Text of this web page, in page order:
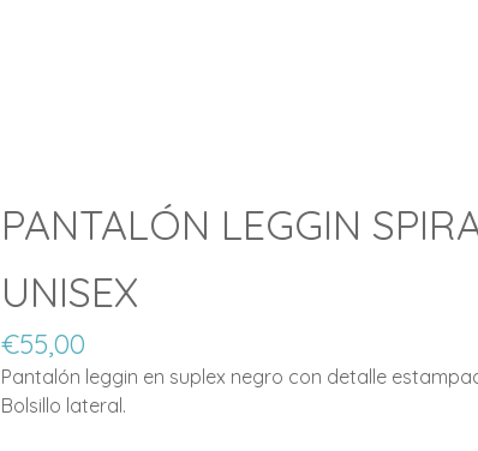
PANTALÓN LEGGIN
UNISEX
€55,00
Pantalón leggin en suplex negro con detalle
Bolsillo lateral.